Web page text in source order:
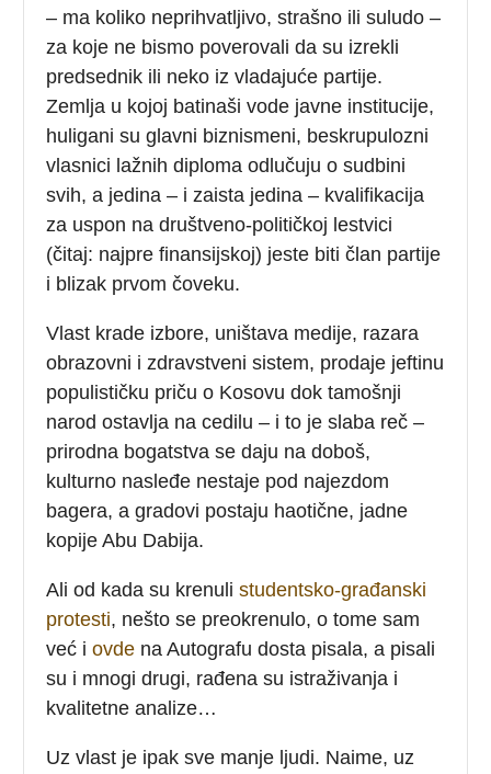
– ma koliko neprihvatljivo, strašno ili suludo –
za koje ne bismo poverovali da su izrekli
predsednik ili neko iz vladajuće partije.
Zemlja u kojoj batinaši vode javne institucije,
huligani su glavni biznismeni, beskrupulozni
vlasnici lažnih diploma odlučuju o sudbini
svih, a jedina – i zaista jedina – kvalifikacija
za uspon na društveno-političkoj lestvici
(čitaj: najpre finansijskoj) jeste biti član partije
i blizak prvom čoveku.
Vlast krade izbore, uništava medije, razara
obrazovni i zdravstveni sistem, prodaje jeftinu
populističku priču o Kosovu dok tamošnji
narod ostavlja na cedilu – i to je slaba reč –
prirodna bogatstva se daju na doboš,
kulturno nasleđe nestaje pod najezdom
bagera, a gradovi postaju haotične, jadne
kopije Abu Dabija.
Ali od kada su krenulistudentsko-građanski
protesti, nešto se preokrenulo, o tome sam
već iovde na Autografu dosta pisala, a pisali
su i mnogi drugi, rađena su istraživanja i
kvalitetne analize…
Uz vlast je ipak sve manje ljudi. Naime, uz